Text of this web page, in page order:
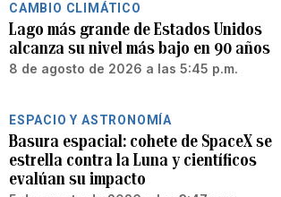
CAMBIO CLIMÁTICO
Lago más grande de Estados Unidos
alcanza su nivel más bajo en 90 años
8 de agosto de 2026 a las 5:45 p.m.
ESPACIO Y ASTRONOMÍA
Basura espacial: cohete de SpaceX se
estrella contra la Luna y científicos
evalúan su impacto